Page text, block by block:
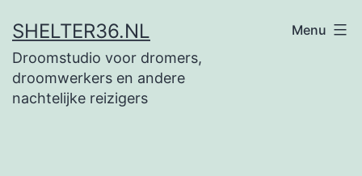
naar
de
inhoud
SHELTER36.NL
Droomstudio voor dromers,
droomwerkers en andere
nachtelijke reizigers
Menu